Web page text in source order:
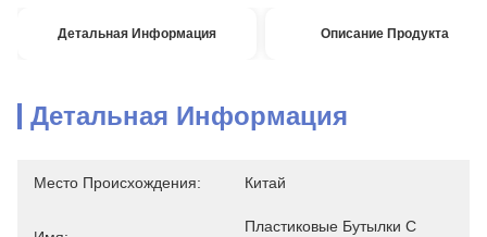
Детальная Информация Описание Продукта
Детальная Информация
Место Происхождения: Китай
Пластиковые Бутылки С